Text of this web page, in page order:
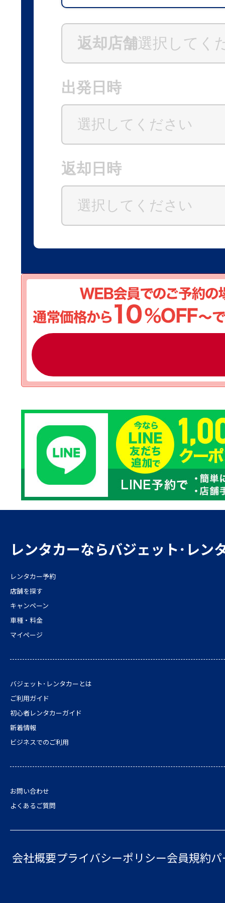
返却店舗選択してく
出発日時
返却日時
レンタカーならバジェット･レン
レンタカー予約
店舗を探す
キャンペーン
車種・料金
マイページ
バジェット･レンタカーとは
ご利用ガイド
初心者レンタカーガイド
新着情報
ビジネスでのご利用
お問い合わせ
よくあるご質問
会社概要プライバシーポリシー会員規約